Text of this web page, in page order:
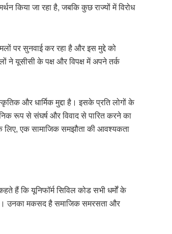
किया जा रहा है, जबकि कुछ राज्यों में विरोध
पर सुनवाई कर रहा है और इस मुद्दे को
ने यूसीसी के पक्ष और विपक्ष में अपने तर्क
और धार्मिक मुद्दा है। इसके प्रति लोगों के
रूप से संघर्ष और विवाद से पारित करने का
लिए, एक सामाजिक समझौता की आवश्यकता
हैं कि यूनिफॉर्म सिविल कोड सभी धर्मों के
उनका मकसद है समाजिक समरसता और